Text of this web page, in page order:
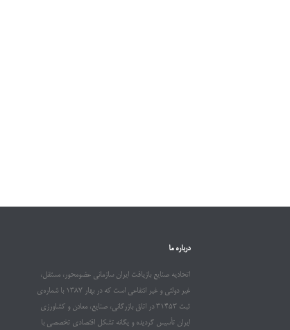
درباره ما
اتحادیه صنایع بازیافت ایران سازمانی عضومحور، مستقل،
غیر دولتی و غیر انتفاعی است که در بهار ۱۳۸۷ با شماره‌ی
ثبت ۳۱۴۵۳ در اتاق بازرگانی، صنایع، معادن و کشاورزی
ایران تأسیس گردیده و یگانه تشکل اقتصادی تخصصی با